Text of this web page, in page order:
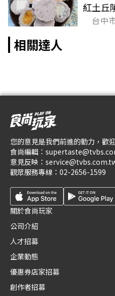
紅土丘
台中
相關達人
您的意見是我們前進的動力，歡
食尚編輯：
意見反映：
觀眾服務專線： 02-2656-1599
關於食尚玩家
公司介紹
人才招募
企業動態
優惠券店家招募
創作者招募